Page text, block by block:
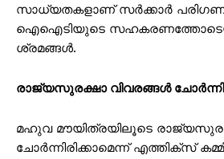
സാധ്യതകളാണ് സർക്കാർ
ഐഐടിയുടെ
ശ്രമങ്ങൾ.
രാജ്യസുരക്ഷാ വിവരങ്ങൾ
മഹുവ മൗയിത്രയിലൂടെ
ചോർന്നിരിക്കാമെന്ന് എത്തിക്സ്